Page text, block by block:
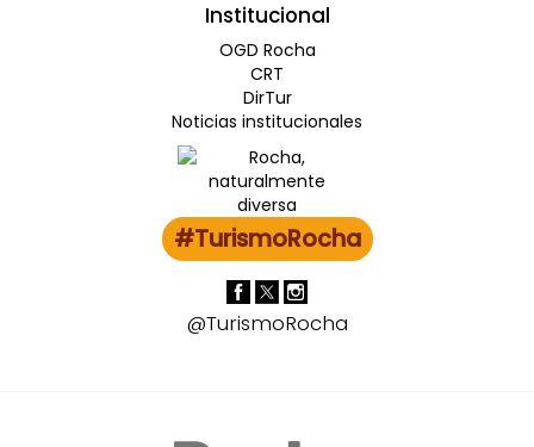
Institucional
OGD Rocha
CRT
DirTur
Noticias institucionales
#TurismoRocha
@TurismoRocha